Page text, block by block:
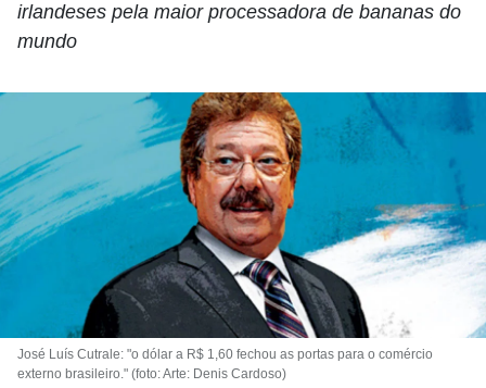
irlandeses pela maior processadora de bananas do
mundo
José Luís Cutrale: "o dólar a R$ 1,60 fechou as portas para o comércio
externo brasileiro." (foto: Arte: Denis Cardoso)